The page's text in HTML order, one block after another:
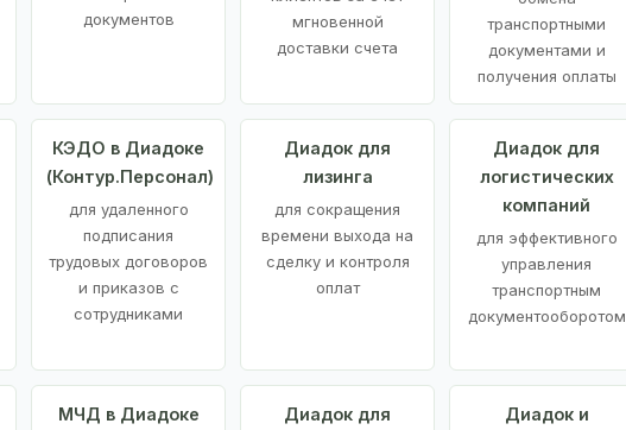
документов
мгновенной
доставки счета
транспортными
документами и
получения оплаты
КЭДО в Диадоке
(Контур.Персонал)
для удаленного
подписания
трудовых договоров
и приказов с
сотрудниками
Диадок для
лизинга
для сокращения
времени выхода на
сделку и контроля
оплат
Диадок для
логистических
компаний
для эффективного
управления
транспортным
документооборотом
МЧД в Диадоке
Диадок для
Диадок и